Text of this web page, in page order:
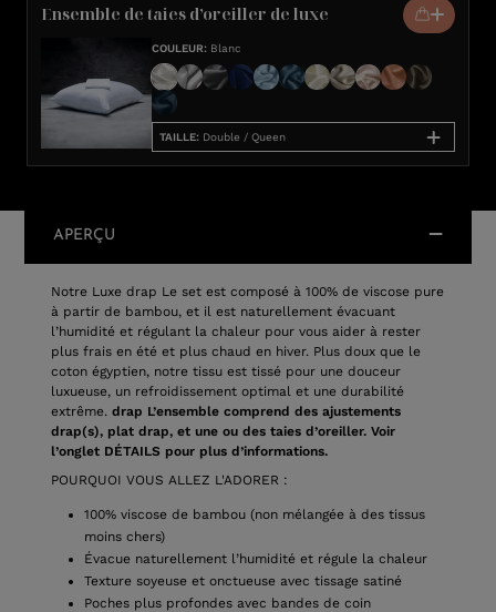
Ensemble de taies d’oreiller de luxe
COULEUR: Blanc
TAILLE: Double / Queen
APERÇU
Notre Luxe drap Le set est composé à 100% de viscose pure
à partir de bambou, et il est naturellement évacuant
l’humidité et régulant la chaleur pour vous aider à rester
plus frais en été et plus chaud en hiver. Plus doux que le
coton égyptien, notre tissu est tissé pour une douceur
luxueuse, un refroidissement optimal et une durabilité
extrême. drap L’ensemble comprend des ajustements
drap(s), plat drap, et une ou des taies d’oreiller. Voir
l’onglet DÉTAILS pour plus d’informations.
POURQUOI VOUS ALLEZ L'ADORER :
100% viscose de bambou (non mélangée à des tissus
moins chers)
Évacue naturellement l’humidité et régule la chaleur
Texture soyeuse et onctueuse avec tissage satiné
Poches plus profondes avec bandes de coin